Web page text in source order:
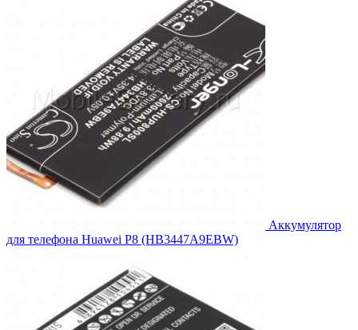
Аккумулятор
для телефона Huawei P8 (HB3447A9EBW)